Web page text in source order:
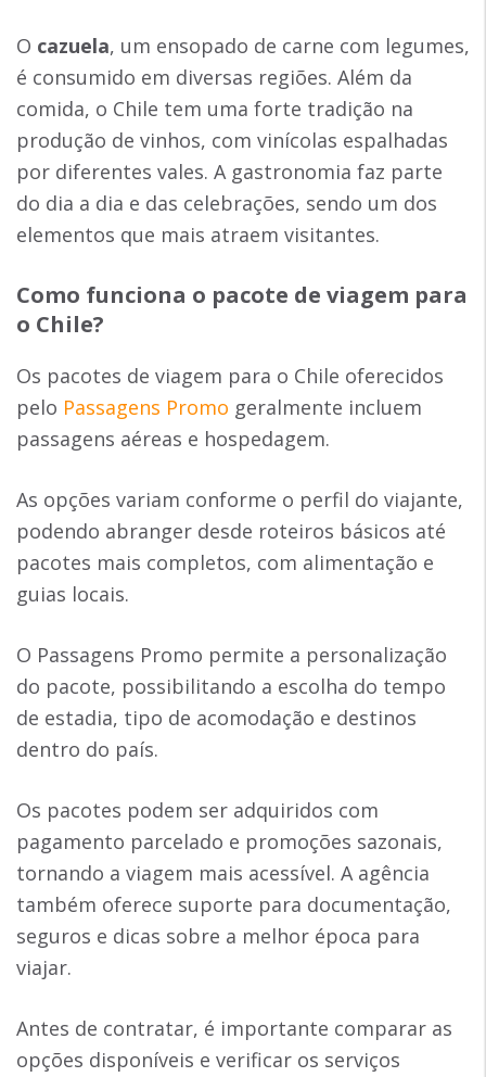
O cazuela, um ensopado de carne com legumes,
é consumido em diversas regiões. Além da
comida, o Chile tem uma forte tradição na
produção de vinhos, com vinícolas espalhadas
por diferentes vales. A gastronomia faz parte
do dia a dia e das celebrações, sendo um dos
elementos que mais atraem visitantes.
Como funciona o pacote de viagem para
o Chile?
Os pacotes de viagem para o Chile oferecidos
pelo Passagens Promo geralmente incluem
passagens aéreas e hospedagem.
As opções variam conforme o perfil do viajante,
podendo abranger desde roteiros básicos até
pacotes mais completos, com alimentação e
guias locais.
O Passagens Promo permite a personalização
do pacote, possibilitando a escolha do tempo
de estadia, tipo de acomodação e destinos
dentro do país.
Os pacotes podem ser adquiridos com
pagamento parcelado e promoções sazonais,
tornando a viagem mais acessível. A agência
também oferece suporte para documentação,
seguros e dicas sobre a melhor época para
viajar.
Antes de contratar, é importante comparar as
opções disponíveis e verificar os serviços